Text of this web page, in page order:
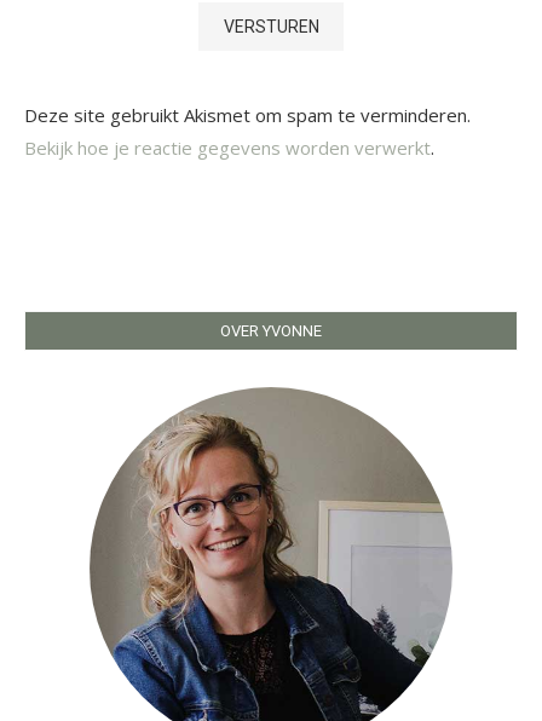
Deze site gebruikt Akismet om spam te verminderen.
Bekijk hoe je reactie gegevens worden verwerkt.
OVER YVONNE